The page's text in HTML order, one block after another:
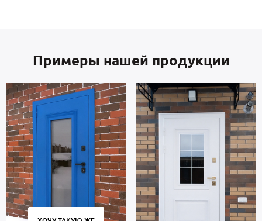
представленных на сайте или из образцов у
замерщика.
В основе двери — сталь металлопрокат производства Россия,
толщиной 2 мм. Отделка внутренней стороны двери: МДФ.
Взломостойкие замки входят в комплект.
В полости створки находится теплоизоляция минвата URSA.
Уплотнение: 2 контура для дополнительной защиты от шума.
Дверь с багетом рассчитана на длительную эксплуатацию и
сохраняет работоспособность в течение 10 тысяч циклов
открытия и закрытия створки. Современное оборудование,
постоянный контроль качества на всех этапах производства
Примеры нашей продукции